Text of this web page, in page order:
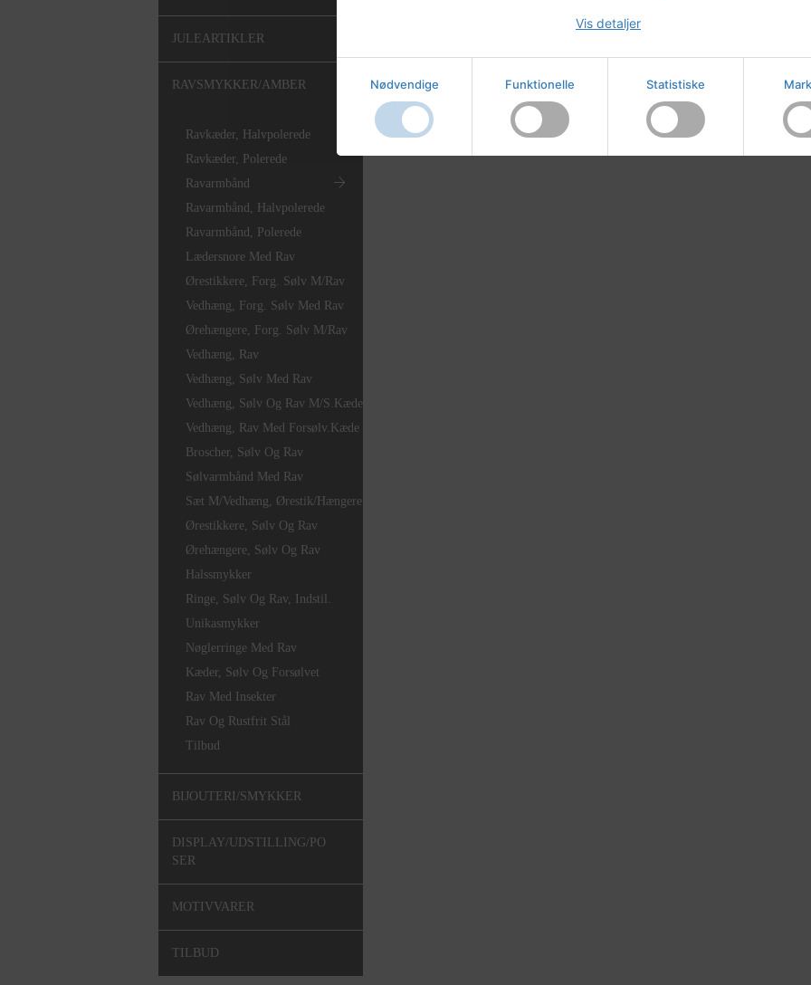
Vis detaljer
Nødvendige Funktionelle Statistiske
JULEARTIKLER
RAVSMYKKER/AMBER
Ravkæder, Halvpolerede
Ravkæder, Polerede
Ravarmbånd
Ravarmbånd, Halvpolerede
Ravarmbånd, Polerede
Lædersnore Med Rav
Ørestikkere, Forg. Sølv M/rav
Vedhæng, Forg. Sølv Med Rav
Ørehængere, Forg. Sølv M/rav
Vedhæng, Rav
Vedhæng, Sølv Med Rav
Vedhæng, Sølv Og Rav M/s.kæde
Vedhæng, Rav Med Forsølv.kæde
Broscher, Sølv Og Rav
Sølvarmbånd Med Rav
Sæt M/vedhæng, Ørestik/hængere
Ørestikkere, Sølv Og Rav
Ørehængere, Sølv Og Rav
Halssmykker
Ringe, Sølv Og Rav, Indstil.
Unikasmykker
Nøglerringe Med Rav
Kæder, Sølv Og Forsølvet
Rav Med Insekter
Rav Og Rustfrit Stål
Tilbud
BIJOUTERI/SMYKKER
DISPLAY/UDSTILLING/PO
SER
MOTIVVARER
TILBUD